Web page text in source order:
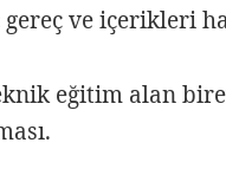
ve içerikleri
eğitim alan